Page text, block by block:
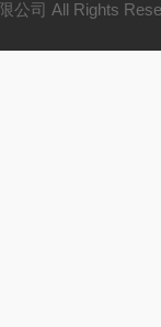
限公司 All Rights